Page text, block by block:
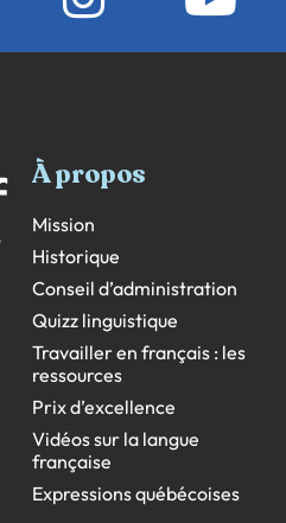
À propos
Mission
Historique
Conseil d’administration
Quizz linguistique
Travailler en français : les
ressources
Prix d’excellence
Vidéos sur la langue
française
Expressions québécoises